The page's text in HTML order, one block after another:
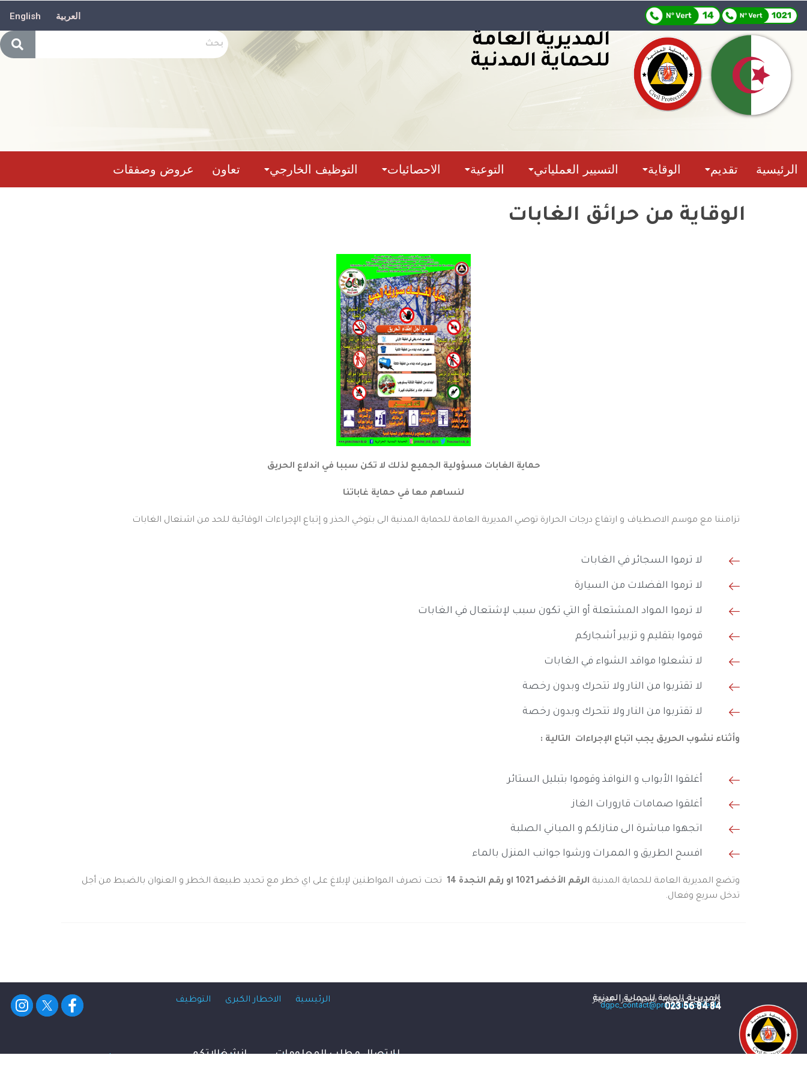
العربية English
المديرية العامة
للحماية المدنية
الرئيسية تقديم الوقاية التسيير العملياتي التوعية الاحصائيات التوظيف الخارجي تعاون عروض وصفقات
الوقاية من حرائق الغابات
حماية الغابات مسؤولية الجميع لذلك لا تكن سببا في اندلاع الحريق
لنساهم معا في حماية غاباتنا
تزامننا مع موسم الاصطياف و ارتفاع درجات الحرارة توصي المديرية العامة للحماية المدنية الى بتوخي الحذر و إتباع الإجراءات الوقائية للحد من اشتعال الغابات
لا ترموا السجائر في الغابات
لا ترموا الفضلات من السيارة
لا ترموا المواد المشتعلة أو التي تكون سبب لإشتعال في الغابات
قوموا بتقليم و تزبير أشجاركم
لا تشعلوا مواقد الشواء في الغابات
لا تقتربوا من النار ولا تتحرك وبدون رخصة
لا تقتربوا من النار ولا تتحرك وبدون رخصة
وأثناء نشوب الحريق يجب اتباع الإجراءات التالية :
أغلقوا الأبواب و النوافذ وقوموا بتبليل الستائر
أغلقوا صمامات قارورات الغاز
اتجهوا مباشرة الى منازلكم و المباني الصلبة
افسح الطريق و الممرات ورشوا جوانب المنزل بالماء
وتضع المديرية العامة للحماية المدنية الرقم الأخضر 1021 او رقم النجدة 14
تحت تصرف المواطنين لإبلاغ على اي خطر مع تحديد طبيعة الخطر و العنوان بالضبط من أجل
تدخل سريع وفعال.
المديرية العامة للحماية المدنية
05 شارع أحمد كارا - بارادو، حيدرا - الجزائر
dgpc_contact@protectioncivile.dz
84 84 56 023
84 84 56 023 الرئيسية الاخطار الكبرى التوظيف
للاتصال و طلب المعلومات
dgpc_contact@protectioncivile.dz انشغالاتكم
dgpc-req.citoyen@protectioncivile.dz